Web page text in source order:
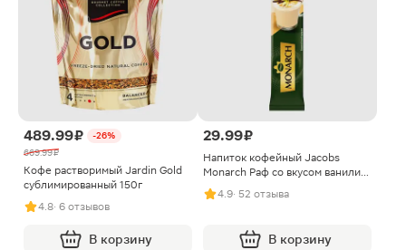
489.99 ₽
-26%
669.99 ₽
Кофе растворимый Jardin Gold
сублимированный 150г
4.8· 6 отзывов
В корзину
29.99 ₽
Напиток кофейный Jacobs
Monarch Раф со вкусом ванили
15г
4.9· 52 отзыва
В корзину